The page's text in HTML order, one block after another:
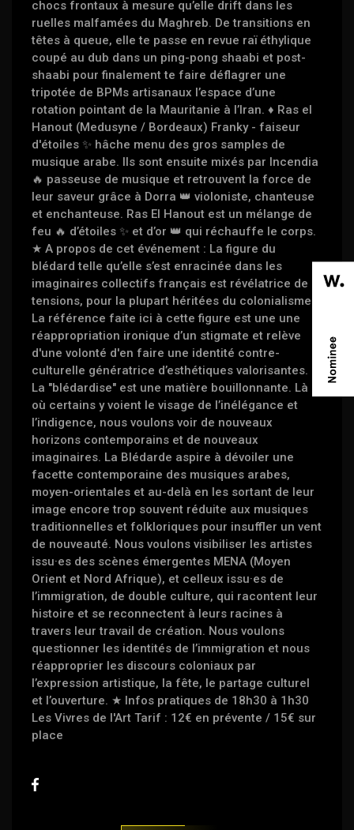
chocs frontaux à mesure qu’elle drift dans les
ruelles malfamées du Maghreb. De transitions en
têtes à queue, elle te passe en revue raï éthylique
coupé au dub dans un ping-pong shaabi et post-
shaabi pour finalement te faire déflagrer une
tripotée de BPMs artisanaux l’espace d’une
rotation pointant de la Mauritanie à l’Iran. ♦︎ Ras el
Hanout (Medusyne / Bordeaux) Franky - faiseur
d'étoiles ✨ hâche menu des gros samples de
musique arabe. Ils sont ensuite mixés par Incendia
🔥 passeuse de musique et retrouvent la force de
leur saveur grâce à Dorra 👑 violoniste, chanteuse
et enchanteuse. Ras El Hanout est un mélange de
feu 🔥 d’étoiles ✨ et d’or 👑 qui réchauffe le corps.
★ A propos de cet événement : La figure du
blédard telle qu’elle s’est enracinée dans les
imaginaires collectifs français est révélatrice de
tensions, pour la plupart héritées du colonialisme.
La référence faite ici à cette figure est une une
réappropriation ironique d’un stigmate et relève
d'une volonté d'en faire une identité contre-
culturelle génératrice d’esthétiques valorisantes.
La "blédardise" est une matière bouillonnante. Là
où certains y voient le visage de l’inélégance et
l’indigence, nous voulons voir de nouveaux
horizons contemporains et de nouveaux
imaginaires. La Blédarde aspire à dévoiler une
facette contemporaine des musiques arabes,
moyen-orientales et au-delà en les sortant de leur
image encore trop souvent réduite aux musiques
traditionnelles et folkloriques pour insuffler un vent
de nouveauté. Nous voulons visibiliser les artistes
issu·es des scènes émergentes MENA (Moyen
Orient et Nord Afrique), et celleux issu·es de
l’immigration, de double culture, qui racontent leur
histoire et se reconnectent à leurs racines à
travers leur travail de création. Nous voulons
questionner les identités de l’immigration et nous
réapproprier les discours coloniaux par
l’expression artistique, la fête, le partage culturel
et l’ouverture. ★ Infos pratiques de 18h30 à 1h30
Les Vivres de l'Art Tarif : 12€ en prévente / 15€ sur
place